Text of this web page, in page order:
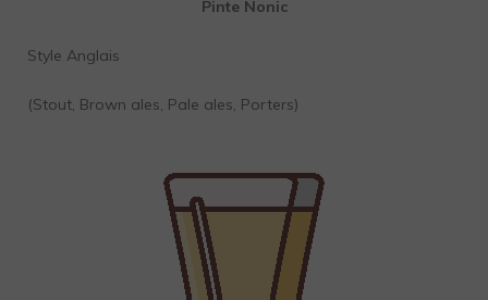
Pinte Nonic
Style Anglais
(Stout, Brown ales, Pale ales, Porters)